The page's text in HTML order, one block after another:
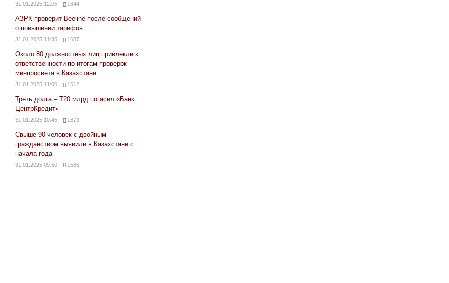
31.01.2025 12:05 1644
АЗРК проверит Beeline после сообщений
о повышении тарифов
31.01.2025 11:35 1687
Около 80 должностных лиц привлекли к
ответственности по итогам проверок
минпросвета в Казахстане
31.01.2025 11:00 1612
Треть долга – Т20 млрд погасил «Банк
ЦентрКредит»
31.01.2025 10:45 1673
Свыше 90 человек с двойным
гражданством выявили в Казахстане с
начала года
31.01.2025 09:50 1585